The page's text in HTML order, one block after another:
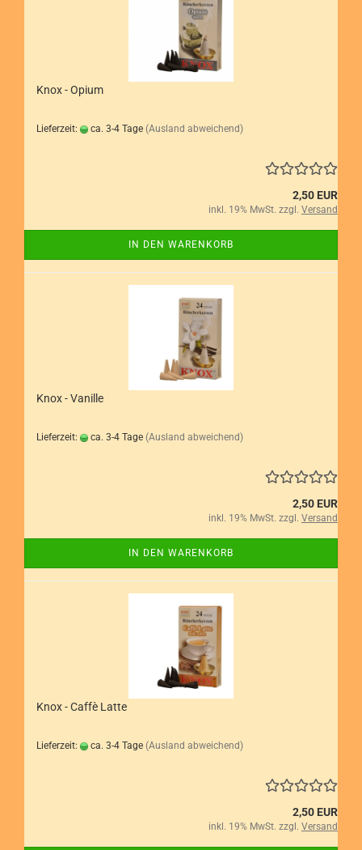
Knox - Opium
Lieferzeit: ca. 3-4 Tage (Ausland abweichend)
2,50 EUR
inkl. 19% MwSt. zzgl. Versand
IN DEN WARENKORB
Knox - Vanille
Lieferzeit: ca. 3-4 Tage (Ausland abweichend)
2,50 EUR
inkl. 19% MwSt. zzgl. Versand
IN DEN WARENKORB
Knox - Caffè Latte
Lieferzeit: ca. 3-4 Tage (Ausland abweichend)
2,50 EUR
inkl. 19% MwSt. zzgl. Versand